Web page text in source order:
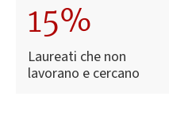
15%
Laureati che non
lavorano e cercano